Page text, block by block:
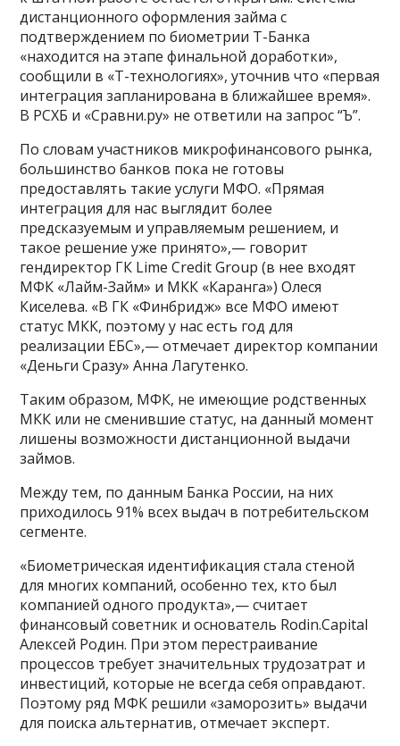
дистанционного оформления займа с
подтверждением по биометрии Т-Банка
«находится на этапе финальной доработки»,
сообщили в «Т-технологиях», уточнив что «первая
интеграция запланирована в ближайшее время».
В РСХБ и «Сравни.ру» не ответили на запрос “Ъ”.
По словам участников микрофинансового рынка,
большинство банков пока не готовы
предоставлять такие услуги МФО. «Прямая
интеграция для нас выглядит более
предсказуемым и управляемым решением, и
такое решение уже принято»,— говорит
гендиректор ГК Lime Credit Group (в нее входят
МФК «Лайм-Займ» и МКК «Каранга») Олеся
Киселева. «В ГК «Финбридж» все МФО имеют
статус МКК, поэтому у нас есть год для
реализации ЕБС»,— отмечает директор компании
«Деньги Сразу» Анна Лагутенко.
Таким образом, МФК, не имеющие родственных
МКК или не сменившие статус, на данный момент
лишены возможности дистанционной выдачи
займов.
Между тем, по данным Банка России, на них
приходилось 91% всех выдач в потребительском
сегменте.
«Биометрическая идентификация стала стеной
для многих компаний, особенно тех, кто был
компанией одного продукта»,— считает
финансовый советник и основатель Rodin.Capital
Алексей Родин. При этом перестраивание
процессов требует значительных трудозатрат и
инвестиций, которые не всегда себя оправдают.
Поэтому ряд МФК решили «заморозить» выдачи
для поиска альтернатив, отмечает эксперт.